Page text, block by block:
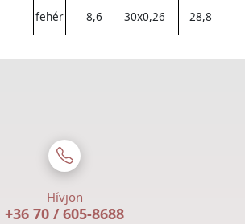
fehér 8,6 30x0,26 28,8
Hívjon
+36 70 / 605-8688